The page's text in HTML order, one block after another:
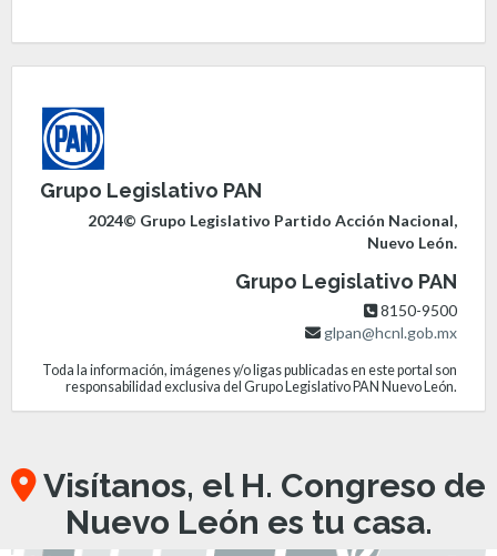
Grupo Legislativo PAN
2024© Grupo Legislativo Partido Acción Nacional,
Nuevo León.
Grupo Legislativo PAN
8150-9500
glpan@hcnl.gob.mx
Toda la información, imágenes y/o ligas publicadas en este portal son
responsabilidad exclusiva del Grupo Legislativo PAN Nuevo León.
Visítanos, el H. Congreso de
Nuevo León es tu casa.